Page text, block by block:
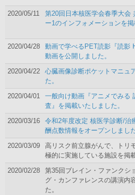
2020/05/11
第20回日本核医学会春季大会
ー1のインフォメーションを掲
2020/04/28
動画で学べるPET読影『読影
動画を公開しました。
2020/04/22
心臓画像診断ポケットマニュ
た。
2020/04/01
一般向け動画『アニメでみる
査』を掲載いたしました。
2020/03/16
令和2年度改定 核医学診断/治
酬点数情報をオープンしました
2020/03/09
高リスク前立腺がんで、トリ
極的に実施している施設を掲
2020/02/28
第35回ブレイン・ファンクシ
グ・カンファレンスの講演内
た。